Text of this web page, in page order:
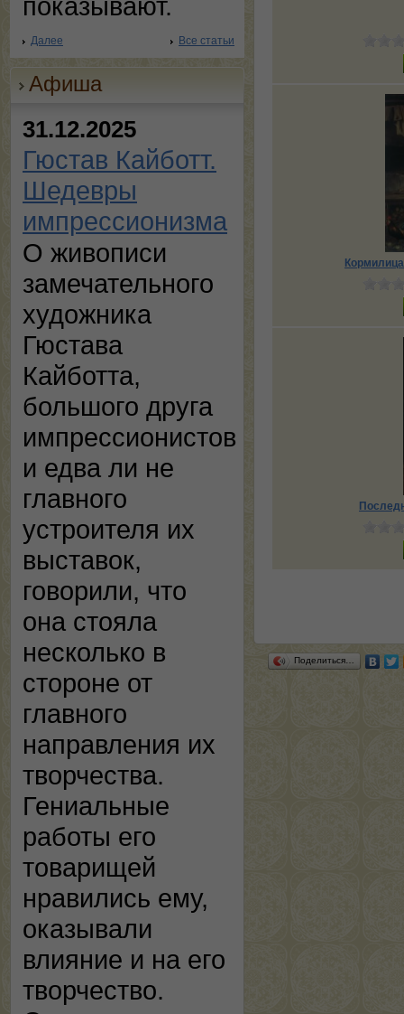
показывают.
Далее Все статьи
Афиша
31.12.2025
Гюстав Кайботт.
Шедевры
импрессионизма
О живописи
замечательного
художника
Гюстава
Кайботта,
большого друга
импрессионистов
и едва ли не
главного
устроителя их
выставок,
говорили, что
она стояла
несколько в
стороне от
главного
направления их
творчества.
Гениальные
работы его
товарищей
нравились ему,
оказывали
влияние и на его
творчество.
Поделиться…